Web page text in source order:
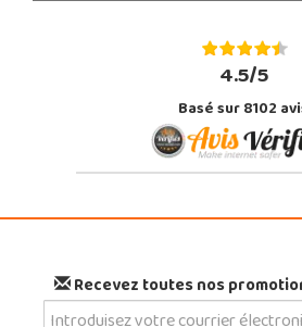
4.5/5
Basé sur 8102
Recevez toutes nos